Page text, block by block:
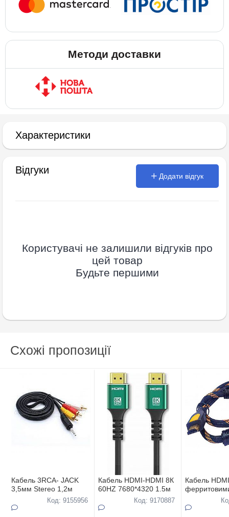
Методи доставки
Характеристики
Відгуки
Додати відгук
Користувачі не залишили відгуків про
цей товар
Будьте першими
Схожі пропозиції
Кабель 3RCA- JACK
3,5мм Stereo 1,2м
Код: 9155956
Кабель HDMI-HDMI 8К
60HZ 7680*4320 1.5м
Код: 9170887
Кабель
фiльтрами